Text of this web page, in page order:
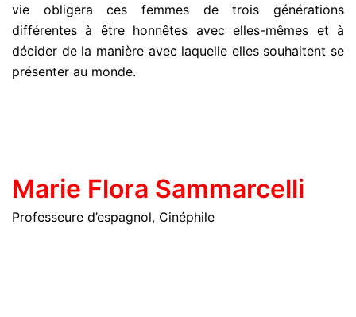
vie obligera ces femmes de trois générations
différentes à être honnêtes avec elles-mêmes et à
décider de la manière avec laquelle elles souhaitent se
présenter au monde.
Marie Flora Sammarcelli
Professeure d’espagnol, Cinéphile